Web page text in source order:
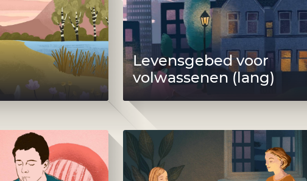
Levensgebed voor
volwassenen (lang)